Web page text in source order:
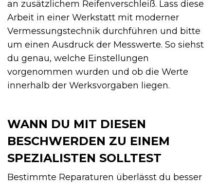
an zusätzlichem Reifenverschleiß. Lass diese
Arbeit in einer Werkstatt mit moderner
Vermessungstechnik durchführen und bitte
um einen Ausdruck der Messwerte. So siehst
du genau, welche Einstellungen
vorgenommen wurden und ob die Werte
innerhalb der Werksvorgaben liegen.
WANN DU MIT DIESEN
BESCHWERDEN ZU EINEM
SPEZIALISTEN SOLLTEST
Bestimmte Reparaturen überlässt du besser